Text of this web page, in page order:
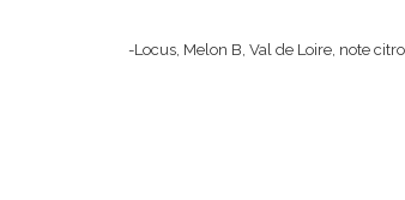
-Locus, Melon B, Val de Loire, note